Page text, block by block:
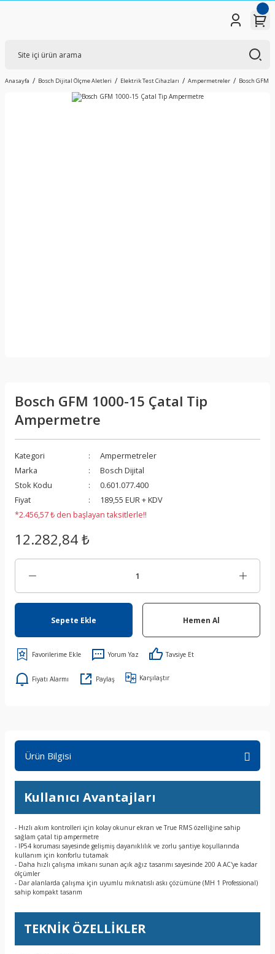
Anasayfa Bosch Dijital Ölçme Aletleri Elektrik Test Cihazları Ampermetreler Bosch GFM
Bosch GFM 1000-15 Çatal Tip
Ampermetre
Kategori
Ampermetreler
Marka
Bosch Dijital
Stok Kodu
0.601.077.400
Fiyat
189,55 EUR + KDV
*2.456,57 ₺ den başlayan taksitlerle!!
12.282,84 ₺
Sepete Ekle Hemen Al
Yorum Yaz Tavsiye Et
Fiyatı Alarmı Paylaş Karşılaştır
Ürün Bilgisi
Kullanıcı Avantajları
- Hızlı akım kontrolleri için kolay okunur ekran ve True RMS özelliğine sahip
sağlam çatal tip ampermetre
- IP54 koruması sayesinde gelişmiş dayanıklılık ve zorlu şantiye koşullarında
kullanım için konforlu tutamak
- Daha hızlı çalışma imkanı sunan açık ağız tasarımı sayesinde 200 A AC'ye kadar
ölçümler
- Dar alanlarda çalışma için uyumlu mıknatıslı askı çözümüne (MH 1 Professional)
sahip kompakt tasarım
TEKNİK ÖZELLİKLER